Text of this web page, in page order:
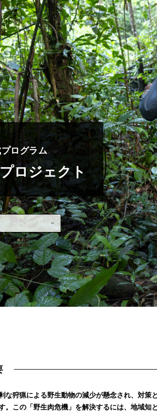
ログラム
ロジェクト
な狩猟による野生動物の減少が懸念され、対
。この「野生肉危機」を解決するには、地域